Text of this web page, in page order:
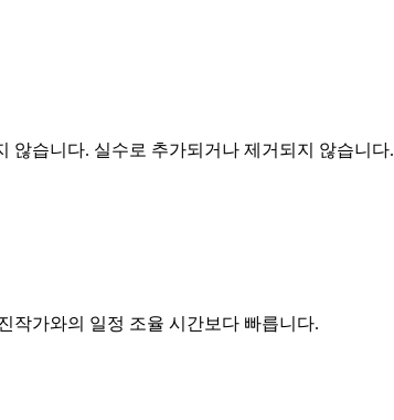
않습니다. 실수로 추가되거나 제거되지 않습니다.
작가와의 일정 조율 시간보다 빠릅니다.